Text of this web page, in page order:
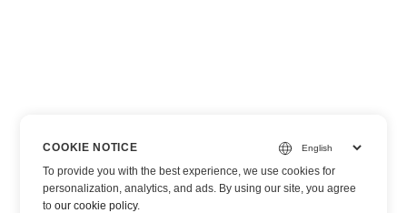
COOKIE NOTICE
To provide you with the best experience, we use cookies for
personalization, analytics, and ads. By using our site, you agree
toour cookie policy.